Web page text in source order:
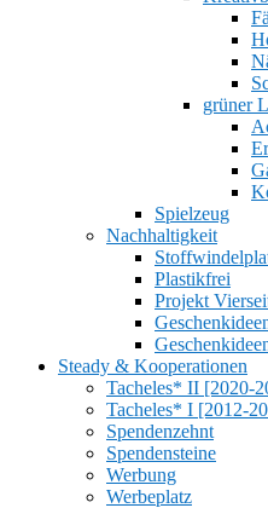
grüner
Spielzeug
Nachhaltigkeit
Plastikfrei
Projekt
Steady & Kooperationen
Tacheles* II [2020-
Tacheles* I [2012-
Spendenzehnt
Spendensteine
Werbung
Werbeplatz